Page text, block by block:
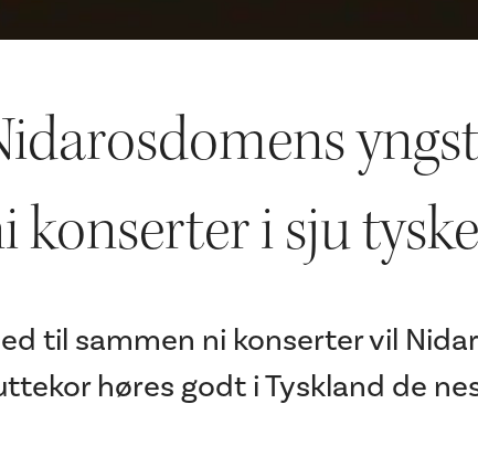
konserter i sju
til sammen ni konserter vil
høres godt i Tyskland de